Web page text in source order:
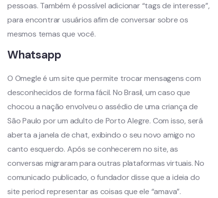
pessoas. Também é possível adicionar “tags de interesse”,
para encontrar usuários afim de conversar sobre os
mesmos temas que você.
Whatsapp
O Omegle é um site que permite trocar mensagens com
desconhecidos de forma fácil. No Brasil, um caso que
chocou a nação envolveu o assédio de uma criança de
São Paulo por um adulto de Porto Alegre. Com isso, será
aberta a janela de chat, exibindo o seu novo amigo no
canto esquerdo. Após se conhecerem no site, as
conversas migraram para outras plataformas virtuais. No
comunicado publicado, o fundador disse que a ideia do
site period representar as coisas que ele “amava”.